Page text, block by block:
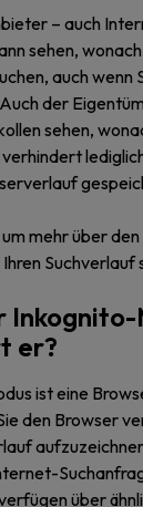
– auch
sehen,
auch wenn
der
sehen,
mehr über
Suchverlauf
Inkognito-
er?
ist eine
den Browser
über